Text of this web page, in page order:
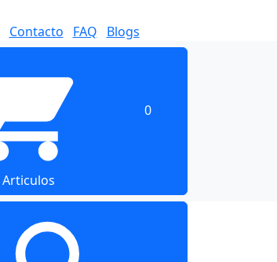
Contacto FAQ Blogs
0
Articulos